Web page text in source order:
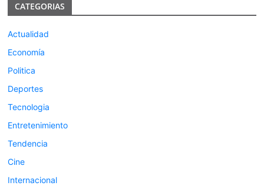
CATEGORIAS
Actualidad
Economía
Politica
Deportes
Tecnologia
Entretenimiento
Tendencia
Cine
Internacional